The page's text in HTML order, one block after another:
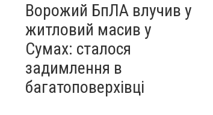
Ворожий БпЛА влучив у
житловий масив у
Сумах: сталося
задимлення в
багатоповерхівці